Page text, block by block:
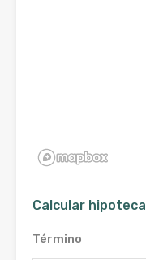
Calcular hipoteca
Término